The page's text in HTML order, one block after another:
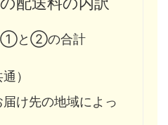
と②の合計
）
け先の地域によっ